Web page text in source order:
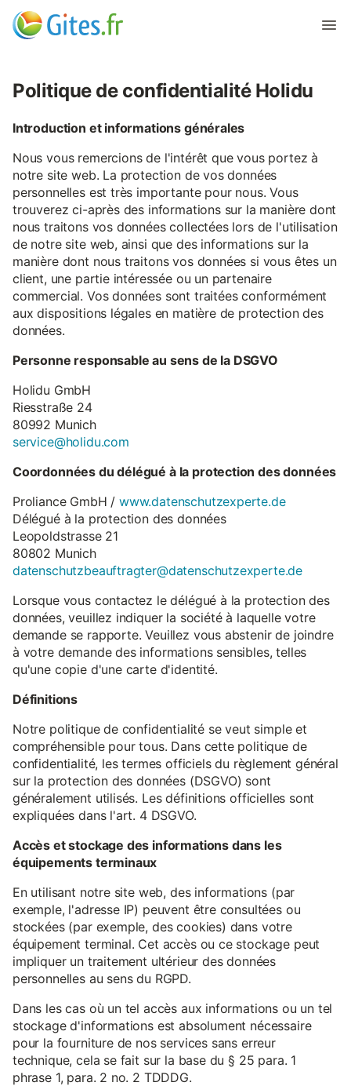
Politique de confidentialité Holidu
Introduction et informations générales
Nous vous remercions de l'intérêt que vous portez à
notre site web. La protection de vos données
personnelles est très importante pour nous. Vous
trouverez ci-après des informations sur la manière dont
nous traitons vos données collectées lors de l'utilisation
de notre site web, ainsi que des informations sur la
manière dont nous traitons vos données si vous êtes un
client, une partie intéressée ou un partenaire
commercial. Vos données sont traitées conformément
aux dispositions légales en matière de protection des
données.
Personne responsable au sens de la DSGVO
Holidu GmbH
Riesstraße 24
80992 Munich
service@holidu.com
Coordonnées du délégué à la protection des données
Proliance GmbH /www.datenschutzexperte.de
Délégué à la protection des données
Leopoldstrasse 21
80802 Munich
datenschutzbeauftragter@datenschutzexperte.de
Lorsque vous contactez le délégué à la protection des
données, veuillez indiquer la société à laquelle votre
demande se rapporte. Veuillez vous abstenir de joindre
à votre demande des informations sensibles, telles
qu'une copie d'une carte d'identité.
Définitions
Notre politique de confidentialité se veut simple et
compréhensible pour tous. Dans cette politique de
confidentialité, les termes officiels du règlement général
sur la protection des données (DSGVO) sont
généralement utilisés. Les définitions officielles sont
expliquées dans l'art. 4 DSGVO.
Accès et stockage des informations dans les
équipements terminaux
En utilisant notre site web, des informations (par
exemple, l'adresse IP) peuvent être consultées ou
stockées (par exemple, des cookies) dans votre
équipement terminal. Cet accès ou ce stockage peut
impliquer un traitement ultérieur des données
personnelles au sens du RGPD.
Dans les cas où un tel accès aux informations ou un tel
stockage d'informations est absolument nécessaire
pour la fourniture de nos services sans erreur
technique, cela se fait sur la base du § 25 para. 1
phrase 1, para. 2 no. 2 TDDDG.